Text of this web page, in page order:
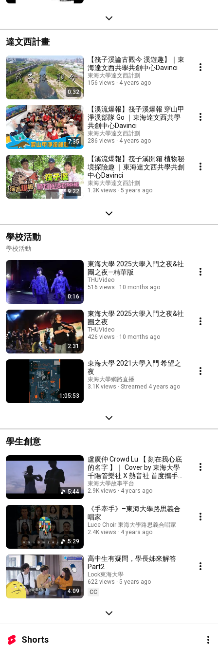
達文西計畫
0:32
【筏子溪論古觀今 溪遊趣】｜東
海達文西共學共創中心Davinci
東海大學達文西計劃
156 views
4 years ago
7:35
【溪流爆報】筏子溪爆報 穿山甲
淨溪部隊 Go ｜東海達文西共學
共創中心Davinci
東海大學達文西計劃
286 views
4 years ago
9:22
【溪流爆報】筏子溪開箱 植物秘
境探險趣 ｜東海達文西共學共創
中心Davinci
東海大學達文西計劃
1.3K views
5 years ago
學校活動
學校活動
0:16
東海大學 2025大學入門之夜&社
團之夜—精華版
THUVideo
516 views
10 months ago
2:31
東海大學 2025大學入門之夜&社
團之夜
THUVideo
426 views
10 months ago
1:05:53
東海大學 2021大學入門 希望之
夜
東海大學網路直播
3.1K views
Streamed 4 years ago
學生創意
5:44
盧廣仲 Crowd Lu 【 刻在我心底
的名字 】｜ Cover by 東海大學
千陽管樂社 X 熱音社 首度攜手合
作
東海大學故事平台
2.9K views
4 years ago
5:29
《手牽手》–東海大學路思義合
唱家
Luce Choir 東海大學路思義合唱家
2.4K views
4 years ago
4:09
高中生有疑問，學長姊來解答
Part2
Look東海大學
622 views
5 years ago
CC
Shorts